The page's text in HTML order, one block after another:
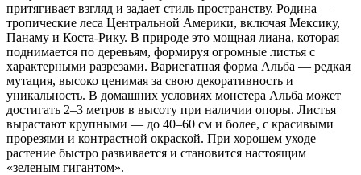
притягивает взгляд и задает стиль пространству. Родина —
тропические леса Центральной Америки, включая Мексику,
Панаму и Коста-Рику. В природе это мощная лиана, которая
поднимается по деревьям, формируя огромные листья с
характерными разрезами. Вариегатная форма Альба — редкая
мутация, высоко ценимая за свою декоративность и
уникальность. В домашних условиях монстера Альба может
достигать 2–3 метров в высоту при наличии опоры. Листья
вырастают крупными — до 40–60 см и более, с красивыми
прорезями и контрастной окраской. При хорошем уходе
растение быстро развивается и становится настоящим
«зеленым гигантом».